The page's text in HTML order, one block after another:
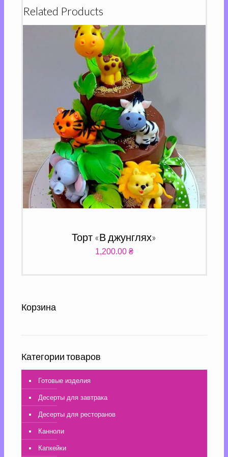
Related Products
Торт «В джунглях»
1,200.00 ₴
Корзина
Категории товаров
Готовые изделия
Десерты для завтрака
Десерты для ресторанов
Канноли
Капкейки